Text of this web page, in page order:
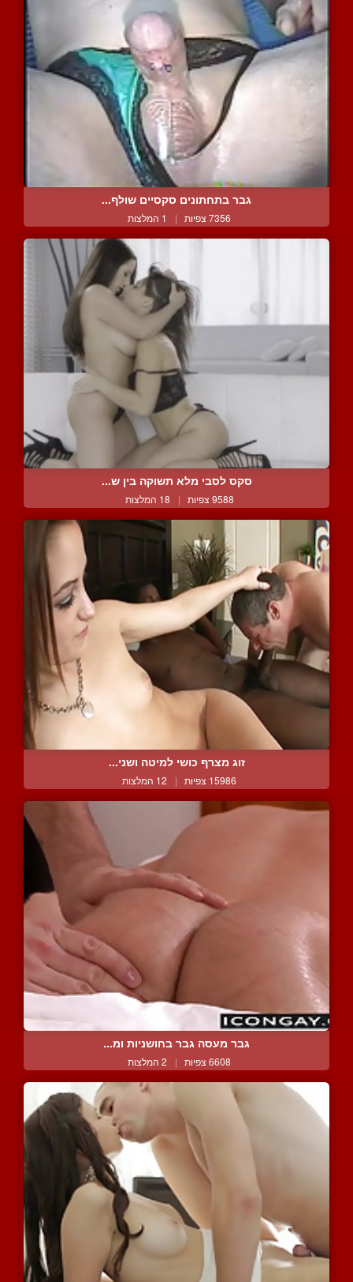
גבר בתחתונים סקסיים שולף...
7356 צפיות | 1 המלצות
סקס לסבי מלא תשוקה בין ש...
9588 צפיות | 18 המלצות
זוג מצרף כושי למיטה ושני...
15986 צפיות | 12 המלצות
גבר מעסה גבר בחושניות ומ...
6608 צפיות | 2 המלצות